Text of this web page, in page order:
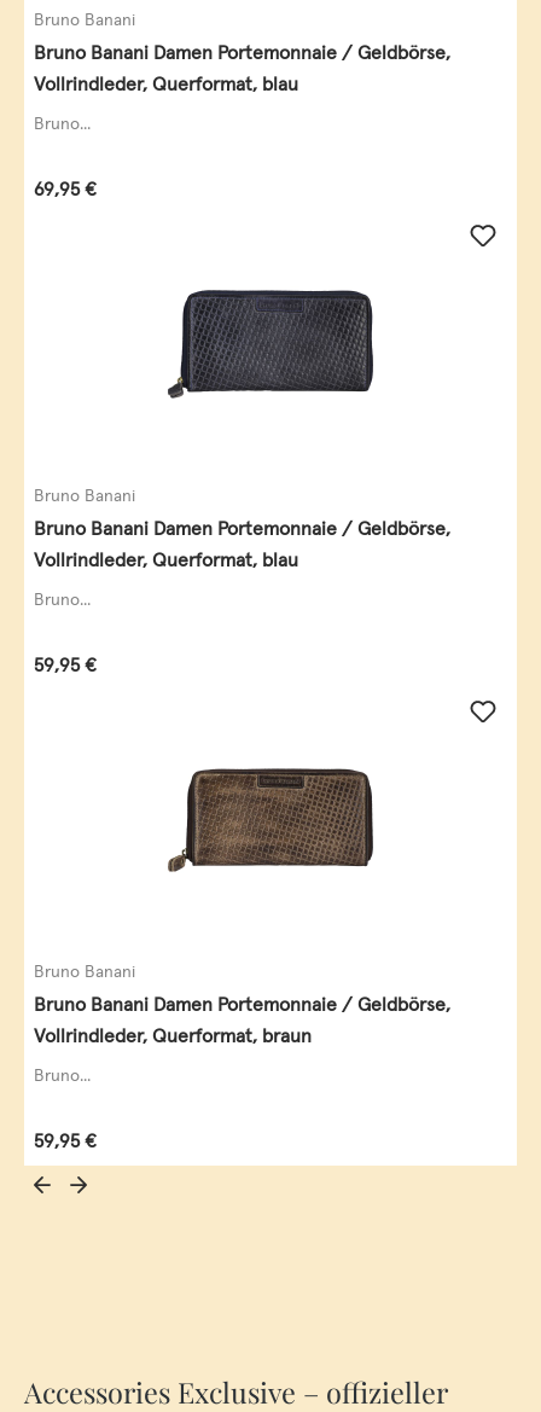
Bruno Banani
Bruno Banani Damen Portemonnaie / Geldbörse,
Vollrindleder, Querformat, blau
Bruno...
Regulärer Preis:
69,95 €
Bruno Banani
Bruno Banani Damen Portemonnaie / Geldbörse,
Vollrindleder, Querformat, blau
Bruno...
Regulärer Preis:
59,95 €
Bruno Banani
Bruno Banani Damen Portemonnaie / Geldbörse,
Vollrindleder, Querformat, braun
Bruno...
Regulärer Preis:
59,95 €
Accessories Exclusive – offizieller